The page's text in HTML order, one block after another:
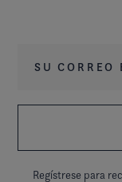
Regístrese para